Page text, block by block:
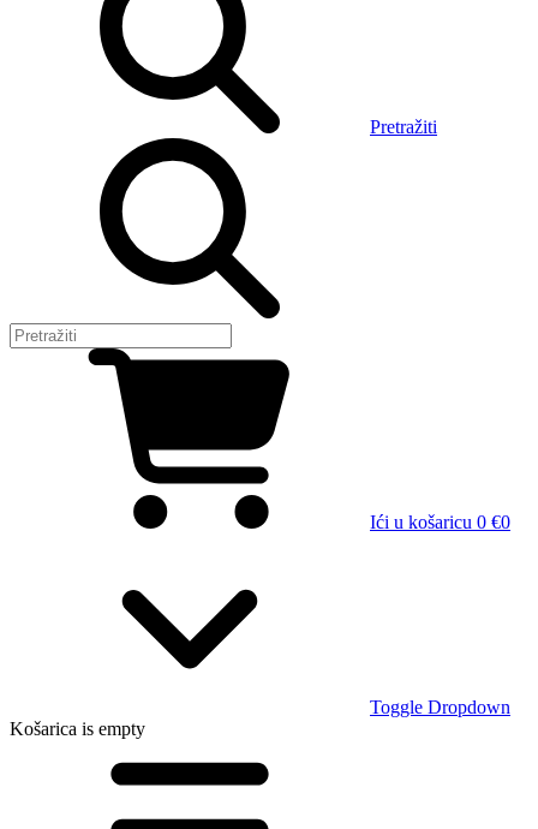
Pretražiti
Ići u košaricu 0 €0
Toggle Dropdown
Košarica is empty